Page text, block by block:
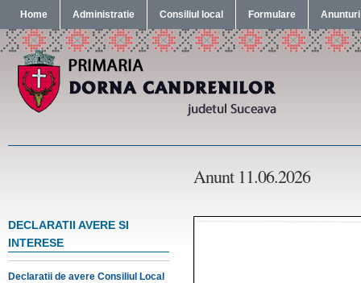
Home Administratie Consiliul local Formulare Anunturi
Anunt 11.06.2026
DECLARATII AVERE SI
INTERESE
Declaratii de avere Consiliul Local